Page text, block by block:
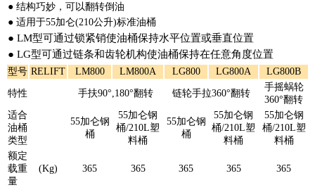
● 结构巧妙，可以翻转倒油
● 适用于55加仑(210公升)标准油桶
● LM型可通过锁紧销使油桶保持水平位置或垂直位置
● LG型可通过链条和齿轮机构使油桶保持在任意角度位置
型号 RELIFT LM800 LM800A LG800 LG800A LG800B
特性 手扶90°,180°翻转 链轮手拉360°翻转
手摇蜗轮
360°翻转
适合
油桶
类型
55加仑钢
桶
55加仑钢
桶/210L塑
料桶
55加仑钢
桶
55加仑钢
桶/210L塑
料桶
55加仑钢
桶/210L塑
料桶
额定
载重
量
(Kg) 365 365 365 365 365